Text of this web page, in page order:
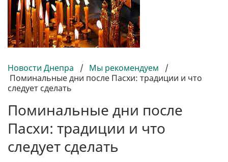
Новости Днепра / Мы рекомендуем
/
Поминальные дни после Пасхи: традиции и что
следует сделать
Поминальные дни после
Пасхи: традиции и что
следует сделать